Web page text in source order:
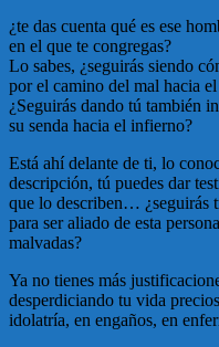
¿te das cuenta qué es ese
en el que te congregas?
Lo sabes, ¿seguirás siendo
por el camino del mal hacia
¿Seguirás dando tú también
su senda hacia el infierno?
Está ahí delante de ti, lo
descripción, tú puedes dar
que lo describen… ¿seguirás
para ser aliado de esta
malvadas?
Ya no tienes más
desperdiciando tu vida
idolatría, en engaños, en